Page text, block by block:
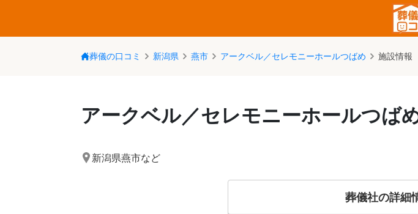
葬儀の口コミ 新潟県 燕市 アークベル／セレモニーホールつばめ 施設情報
アークベル／セレモニーホールつば
新潟県燕市など
葬儀社の詳細